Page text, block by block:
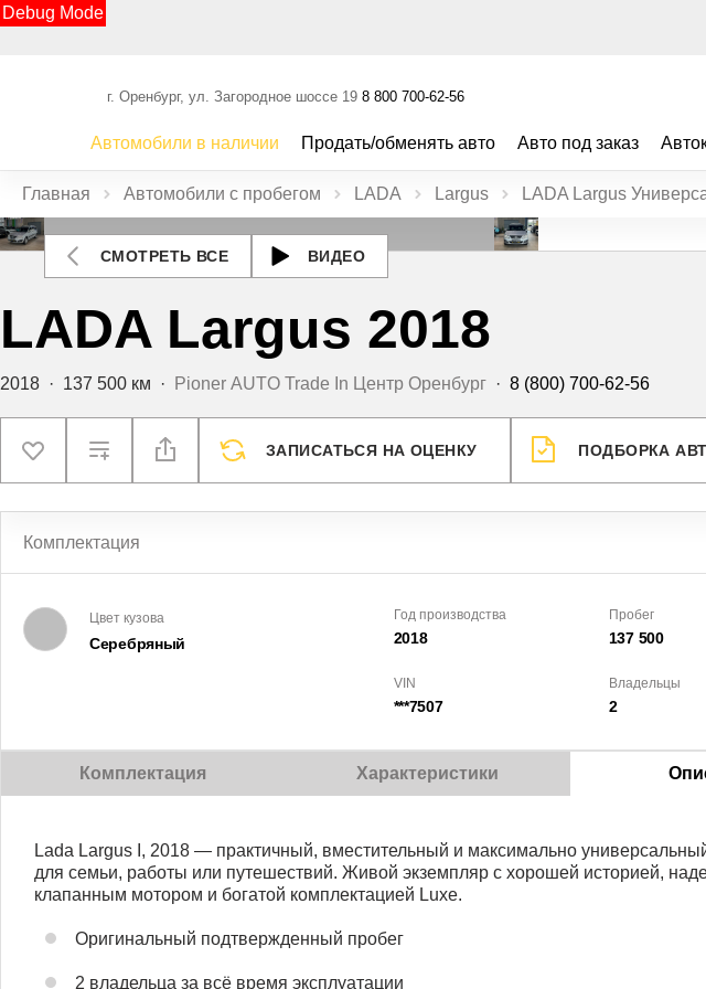
Debug Mode
г. Оренбург, ул. Загородное шоссе 19 8 800 700-62-56
Автомобили в наличии Продать/обменять авто Авто под заказ
Главная Автомобили с пробегом LADA Largus LADA Largus
СМОТРЕТЬ ВСЕ ВИДЕО
LADA Largus 2018
2018 · 137 500 км · Pioner AUTO Trade In Центр Оренбург · 8 (800) 700-62-56
ЗАПИСАТЬСЯ НА ОЦЕНКУ ПОДБОРКА
Комплектация
Цвет кузова
Серебряный
Год производства
2018
Пробег
137 500
VIN
***7507
Владельцы
2
Комплектация Характеристики
Lada Largus I, 2018 — практичный, вместительный и максимально
для семьи, работы или путешествий. Живой экземпляр с хорошей историей,
клапанным мотором и богатой комплектацией Luxe.
Оригинальный подтвержденный пробег
2 владельца за всё время эксплуатации